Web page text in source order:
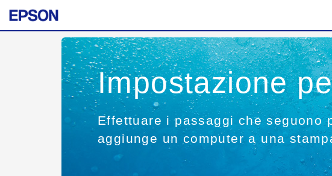
Impostazione
Effettuare i passaggi che seguono
aggiunge un computer a una